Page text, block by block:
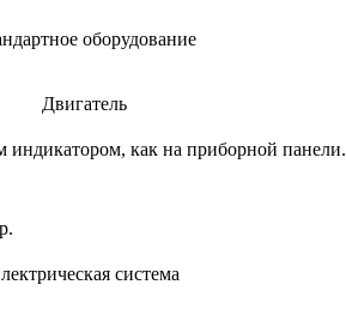
оборудование
Двигатель
индикатором, как на приборной панели.
система